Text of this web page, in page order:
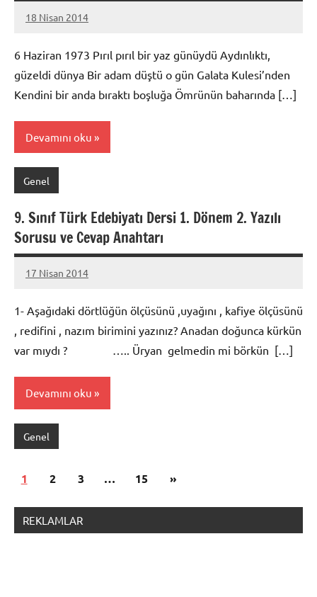
18 Nisan 2014
admin
6 Haziran 1973 Pırıl pırıl bir yaz günüydü Aydınlıktı,
güzeldi dünya Bir adam düştü o gün Galata Kulesi’nden
Kendini bir anda bıraktı boşluğa Ömrünün baharında […]
Devamını oku
Genel
9. Sınıf Türk Edebiyatı Dersi 1. Dönem 2. Yazılı
Sorusu ve Cevap Anahtarı
17 Nisan 2014
admin
1- Aşağıdaki dörtlüğün ölçüsünü ,uyağını , kafiye ölçüsünü
, redifini , nazım birimini yazınız? Anadan doğunca kürkün
var mıydı ? ….. Üryan gelmedin mi börkün […]
Devamını oku
Genel
Yazı
1 2 3 … 15
Sonraki
»
REKLAMLAR